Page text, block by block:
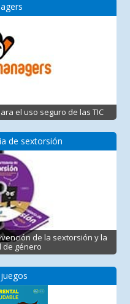
el uso seguro de las TIC
de sextorsión
de la sextorsión y la
de género